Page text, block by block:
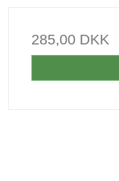
285,00 DKK